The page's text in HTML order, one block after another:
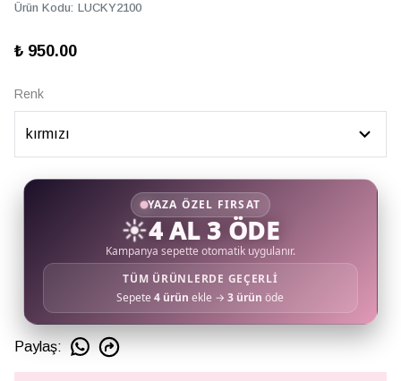
Ürün Kodu: LUCKY2100
₺ 950.00
Renk
YAZA ÖZEL FIRSAT
☀️4 AL 3 ÖDE
Kampanya sepette otomatik uygulanır.
TÜM ÜRÜNLERDE GEÇERLİ
Sepete4 ürün ekle →3 ürün öde
Paylaş: